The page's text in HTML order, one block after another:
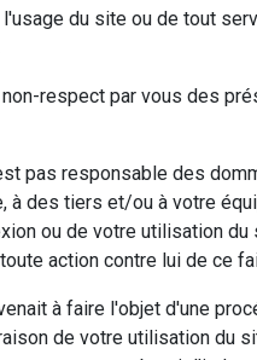
du site ou de tout
respect par vous des
pas responsable des
à des tiers et/ou à votre
ou de votre utilisation du
action contre lui de ce
à faire l'objet d'une
de votre utilisation du